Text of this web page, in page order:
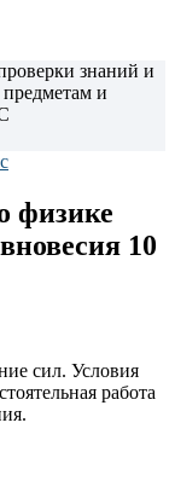
знаний и
и
физике
10
сил. Условия
работа